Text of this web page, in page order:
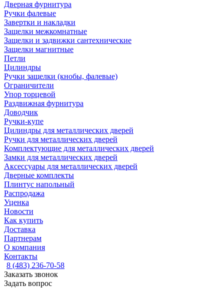
Дверная фурнитура
Ручки фалевые
Завертки и накладки
Защелки межкомнатные
Защелки и задвижки сантехнические
Защелки магнитные
Петли
Цилиндры
Ручки защелки (кнобы, фалевые)
Ограничители
Упор торцевой
Раздвижная фурнитура
Доводчик
Ручки-купе
Цилиндры для металлических дверей
Ручки для металлических дверей
Комплектующие для металлических дверей
Замки для металлических дверей
Аксессуары для металлических дверей
Дверные комплекты
Плинтус напольный
Распродажа
Уценка
Новости
Как купить
Доставка
Партнерам
О компания
Контакты
8 (483) 236-70-58
Заказать звонок
Задать вопрос